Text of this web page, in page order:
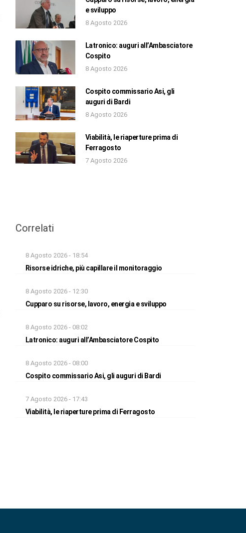
e sviluppo
8 Agosto 2026
Latronico: auguri all’Ambasciatore
Cospito
8 Agosto 2026
Cospito commissario Asi, gli
auguri di Bardi
8 Agosto 2026
Viabilità, le riaperture prima di
Ferragosto
7 Agosto 2026
Correlati
8 Agosto 2026 - 18:54
Risorse idriche, più capillare il monitoraggio
8 Agosto 2026 - 12:30
Cupparo su risorse, lavoro, energia e sviluppo
8 Agosto 2026 - 08:02
Latronico: auguri all’Ambasciatore Cospito
8 Agosto 2026 - 08:00
Cospito commissario Asi, gli auguri di Bardi
7 Agosto 2026 - 17:43
Viabilità, le riaperture prima di Ferragosto